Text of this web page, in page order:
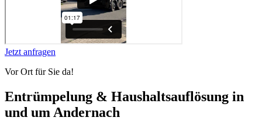
Jetzt anfragen
Vor Ort für Sie da!
Entrümpelung & Haushaltsauflösung in
und um Andernach